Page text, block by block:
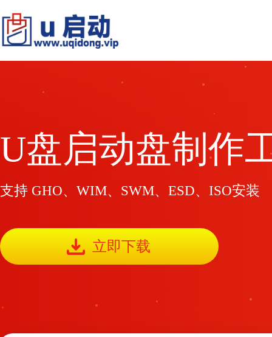
U盘启动盘制作
支持 GHO、WIM、SWM、ESD、ISO安装
立即下载